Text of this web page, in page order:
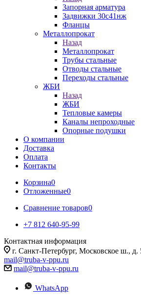
Запорная арматура
Задвижки 30с41нж
Фланцы
Металлопрокат
Назад
Металлопрокат
Трубы стальные
Отводы стальные
Переходы стальные
ЖБИ
Назад
ЖБИ
Тепловые камеры
Каналы непроходные
Опорные подушки
О компании
Доставка
Оплата
Контакты
Корзина0
Отложенные0
Сравнение товаров0
+7 812 640-95-99
Контактная информация
г. Санкт-Петербург,
mail@truba-v-ppu.ru
mail@truba-v-ppu.ru
WhatsApp